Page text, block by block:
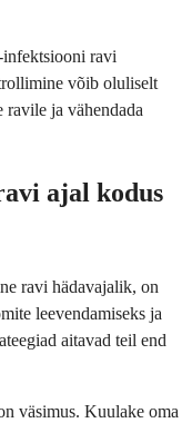
ravi
võib oluliselt
ravile ja vähendada
ajal kodus
ravi hädavajalik, on
leevendamiseks ja
aitavad teil end
väsimus. Kuulake oma